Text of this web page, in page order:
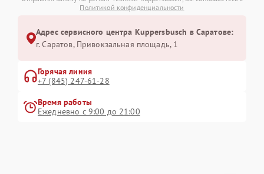
Политикой конфиденциальности
Адрес сервисного центра Kuppersbusch в Саратове:
г. Саратов, Привокзальная площадь, 1
Горячая линия
+7 (845) 247-61-28
Время работы
Ежедневно с 9:00 до 21:00